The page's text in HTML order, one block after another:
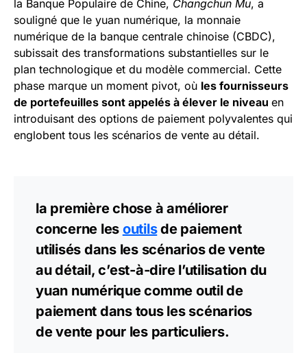
la Banque Populaire de Chine, Changchun Mu, a
souligné que le yuan numérique, la monnaie
numérique de la banque centrale chinoise (CBDC),
subissait des transformations substantielles sur le
plan technologique et du modèle commercial. Cette
phase marque un moment pivot, où les fournisseurs
de portefeuilles sont appelés à élever le niveau en
introduisant des options de paiement polyvalentes qui
englobent tous les scénarios de vente au détail.
la première chose à améliorer
concerne les outilsde paiement
utilisés dans les scénarios de vente
au détail, c’est-à-dire l’utilisation du
yuan numérique comme outil de
paiement dans tous les scénarios
de vente pour les particuliers.